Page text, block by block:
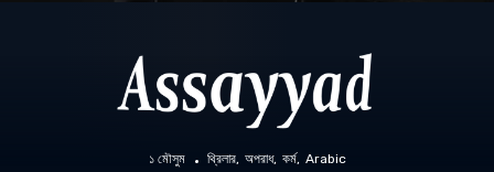
১ মৌসুম থ্রিলার অপরাধ কর্ম Arabic